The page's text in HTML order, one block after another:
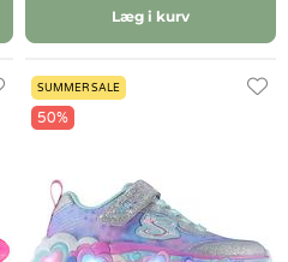
Læg i kurv
SUMMER SALE
50%